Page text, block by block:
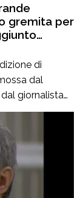
gremita per
di
dal
giornalista
a